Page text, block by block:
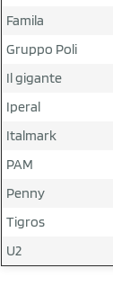
Famila
Gruppo Poli
Il gigante
Iperal
Italmark
PAM
Penny
Tigros
U2